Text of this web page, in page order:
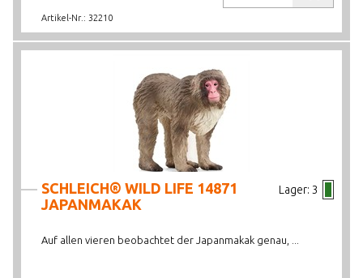
Artikel-Nr.: 32210
Lager: 3
SCHLEICH® WILD LIFE 14871
JAPANMAKAK
Auf allen vieren beobachtet der Japanmakak genau, ...